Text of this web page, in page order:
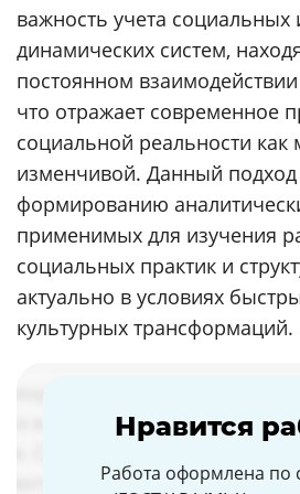
важность учета социальных
динамических систем,
постоянном
что отражает современное
социальной реальности как
изменчивой. Данный подход
формированию
применимых для изучения
социальных практик и
актуально в условиях
культурных трансформаций.
Нравится
Работа оформлена по